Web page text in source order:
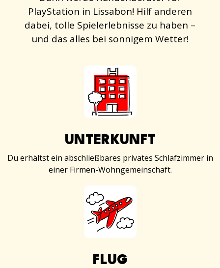
PlayStation in Lissabon! Hilf anderen
dabei, tolle Spielerlebnisse zu haben –
und das alles bei sonnigem Wetter!
UNTERKUNFT
Du erhältst ein abschließbares privates Schlafzimmer in
einer Firmen-Wohngemeinschaft.
FLUG